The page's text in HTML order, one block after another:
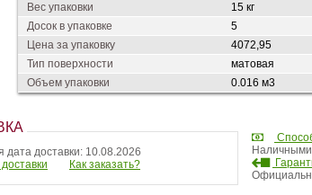
Вес упаковки
15 кг
Досок в упаковке
5
Цена за упаковку
4072,95
Тип поверхности
матовая
Объем упаковки
0.016 м3
дата доставки: 10.08.2026
Как заказать?
Наличными